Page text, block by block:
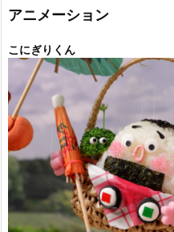
ー
アニメーション
こにぎりくん